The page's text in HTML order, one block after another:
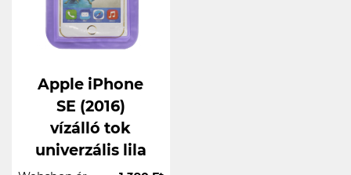
Apple iPhone
SE (2016)
vízálló tok
univerzális lila